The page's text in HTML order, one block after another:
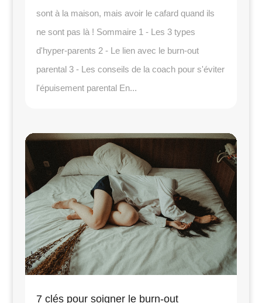
sont à la maison, mais avoir le cafard quand ils
ne sont pas là ! Sommaire 1 - Les 3 types
d'hyper-parents 2 - Le lien avec le burn-out
parental 3 - Les conseils de la coach pour s'éviter
l'épuisement parental En...
7 clés pour soigner le burn-out